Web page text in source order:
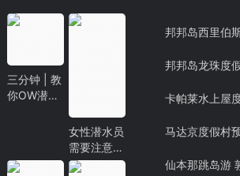
三分钟 | 教
你OW潜水
女性潜水员
需要注意些
什么？生理